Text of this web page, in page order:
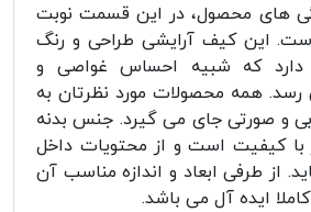
های محصول، در این قسمت نوبت
این کیف آرایشی طراحی و رنگ
دارد که شبیه احساس غواصی و
رسد. همه محصولات مورد نظرتان به
و صورتی جای می گیرد. جنس بدنه
با کیفیت است و از محتویات داخل
از طرفی ابعاد و اندازه مناسب آن
ایده آل می باشد.